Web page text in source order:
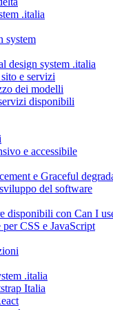
.italia
system
design system .italia
e servizi
dei modelli
disponibili
e accessibile
e Graceful
del software
disponibili con Can I
CSS e JavaScript
.italia
Italia